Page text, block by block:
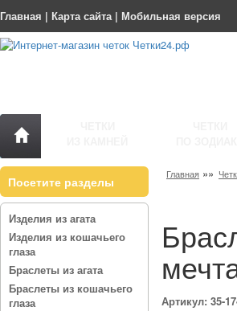
Главная | Карта сайта| Мобильная версия
Посетите разделы
Изделия из агата
Изделия из кошачьего
глаза
Браслеты из агата
Браслеты из кошачьего
глаза
Главная »»
Артикул: 35-